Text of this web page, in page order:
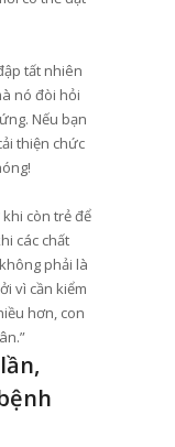
tất nhiên
nó đòi hỏi
Nếu bạn
thiện chức
còn trẻ để
các chất
phải là
vì cần kiểm
hơn, con